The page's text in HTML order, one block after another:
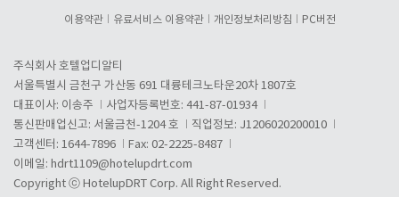
이용약관 유료서비스 이용약관 개인정보처리방침 PC버전
주식회사 호텔업디알티
서울특별시 금천구 가산동 691 대륭테크노타운20차 1807호
대표이사: 이송주
사업자등록번호: 441-87-01934
통신판매업신고: 서울금천-1204 호
직업정보: J1206020200010
고객센터: 1644-7896
Fax: 02-2225-8487
이메일: hdrt1109@hotelupdrt.com
Copyright ⓒ HotelupDRT Corp. All Right Reserved.